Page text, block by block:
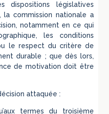
dispositions législatives
la commission nationale a
notamment en ce qui
les conditions
le respect du critère de
durable ; que dès lors,
de motivation doit être
attaquée :
termes du troisième